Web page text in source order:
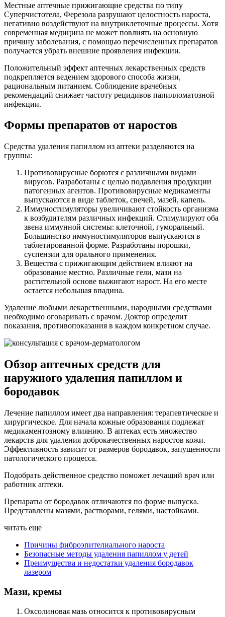
Местные аптечные прижигающие средства по типу
Суперчистотела, Ферезола разрушают целостность нароста,
негативно воздействуют на внутриклеточные процессы. Хотя
современная медицина не может повлиять на основную
причину заболевания, с помощью перечисленных препаратов
получается убрать внешние проявления инфекции.
Положительный эффект аптечных лекарственных средств
подкрепляется ведением здорового способа жизни,
рациональным питанием. Соблюдение врачебных
рекомендаций снижает частоту рецидивов папилломатозной
инфекции.
Формы препаратов от наростов
Средства удаления папиллом из аптеки разделяются на
группы:
Противовирусные борются с различными видами
вирусов. Разработаны с целью подавления продукции
патогенных агентов. Противовирусные медикаменты
выпускаются в виде таблеток, свечей, мазей, капель.
Иммуностимуляторы увеличивают стойкость организма
к возбудителям различных инфекций. Стимулируют оба
звена иммунной системы: клеточной, гуморальный.
Большинство иммуностимуляторов выпускаются в
таблетированной форме. Разработаны порошки,
суспензии для орального применения.
Вещества с прижигающим действием влияют на
образование местно. Различные гели, мази на
растительной основе выжигают нарост. На его месте
остается небольшая впадина.
Удаление любыми лекарственными, народными средствами
необходимо оговаривать с врачом. Доктор определит
показания, противопоказания в каждом конкретном случае.
Обзор аптечных средств для
наружного удаления папиллом и
бородавок
Лечение папиллом имеет два направления: терапевтическое и
хирургическое. Для начала кожные образования подлежат
медикаментозному влиянию. В аптеках есть множество
лекарств для удаления доброкачественных наростов кожи.
Эффективность зависит от размеров бородавок, запущенности
патологического процесса.
Подобрать действенное средство поможет лечащий врач или
работник аптеки.
Препараты от бородавок отличаются по форме выпуска.
Представлены мазями, растворами, гелями, настойками.
читать еще
Причины фиброэпителиального нароста
Безопасные методы удаления папиллом у детей
Преимущества и недостатки удаления бородавок
лазером
Мази, кремы
Оксолиновая мазь относится к противовирусным